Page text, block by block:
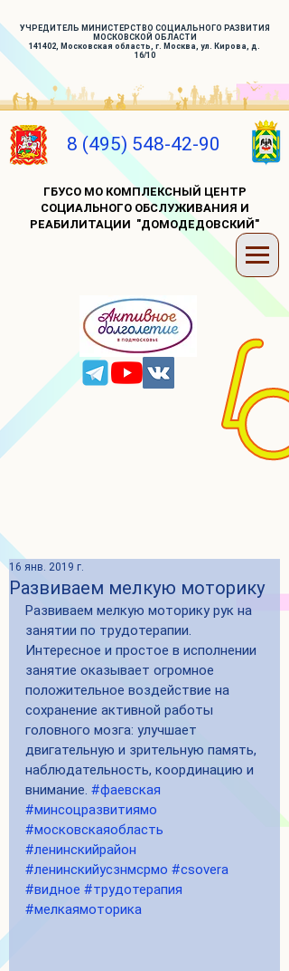
УЧРЕДИТЕЛЬ МИНИСТЕРСТВО СОЦИАЛЬНОГО РАЗВИТИЯ
МОСКОВСКОЙ ОБЛАСТИ
141402, Московская область, г. Москва, ул. Кирова, д.
16/10
8 (495) 548-42-90
ГБУСО МО КОМПЛЕКСНЫЙ ЦЕНТР
СОЦИАЛЬНОГО ОБСЛУЖИВАНИЯ И
РЕАБИЛИТАЦИИ "ДОМОДЕДОВСКИЙ"
Развиваем мелкую моторику
16 янв. 2019 г.
Развиваем мелкую моторику рук на
занятии по трудотерапии.
Интересное и простое в исполнении
занятие оказывает огромное
положительное воздействие на
сохранение активной работы
головного мозга: улучшает
двигательную и зрительную память,
наблюдательность, координацию и
внимание. #фаевская
#минсоцразвитиямо
#московскаяобласть
#ленинскийрайон
#ленинскийусзнмсрмо #csovera
#видное #трудотерапия
#мелкаямоторика